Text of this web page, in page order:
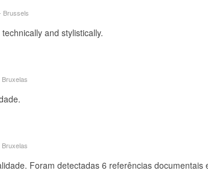
Brussels
and stylistically.
Foram detectadas 6 referências documentais